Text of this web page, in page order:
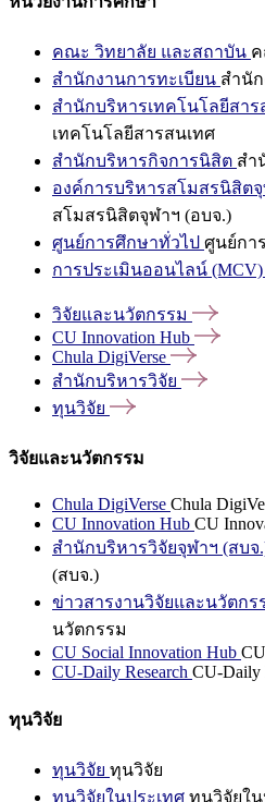
คณะ วิทยาลัย และสถาบัน
สำนักงานการทะเบียน สำนั
สำนักบริหารเทคโนโลยีสาร
เทคโนโลยีสารสนเทศ
สำนักบริหารกิจการนิสิต สำ
องค์การบริหารสโมสรนิสิต
สโมสรนิสิตจุฬาฯ (อบจ.)
ศูนย์การศึกษาทั่วไป ศูนย์กา
การประเมินออนไลน์ (MCV)
วิจัยและนวัตกรรม
CU Innovation Hub
Chula DigiVerse
สำนักบริหารวิจัย
ทุนวิจัย
วิจัยและนวัตกรรม
Chula DigiVerse Chula
CU Innovation Hub CU
สำนักบริหารวิจัยจุฬาฯ (สบจ
(สบจ.)
ข่าวสารงานวิจัยและนวัตกร
นวัตกรรม
CU Social Innovation Hub
CU-Daily Research CU-Daily
ทุนวิจัย
ทุนวิจัย ทุนวิจัย
ทุนวิจัยในประเทศ ทุนวิจัยใน